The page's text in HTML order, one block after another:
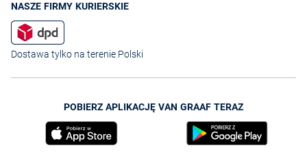
NASZE FIRMY KURIERSKIE
Dostawa tylko na terenie Polski
POBIERZ APLIKACJĘ VAN GRAAF TERAZ